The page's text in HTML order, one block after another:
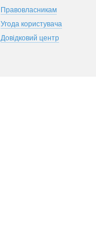
Правовласникам
Угода користувача
Довідковий центр